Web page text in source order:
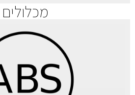
מכלולים